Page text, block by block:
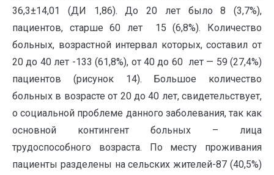
36,3±14,01 (ДИ 1,86). До 20 лет было 8 (3,7%),
пациентов, старше 60 лет 15 (6,8%). Количество
больных, возрастной интервал которых, составил от
20 до 40 лет -133 (61,8%), от 40 до 60 лет — 59 (27,4%)
пациентов (рисунок 14). Большое количество
больных в возрасте от 20 до 40 лет, свидетельствует,
о социальной проблеме данного заболевания, так как
основной контингент больных – лица
трудоспособного возраста. По месту проживания
пациенты разделены на сельских жителей-87 (40,5%)